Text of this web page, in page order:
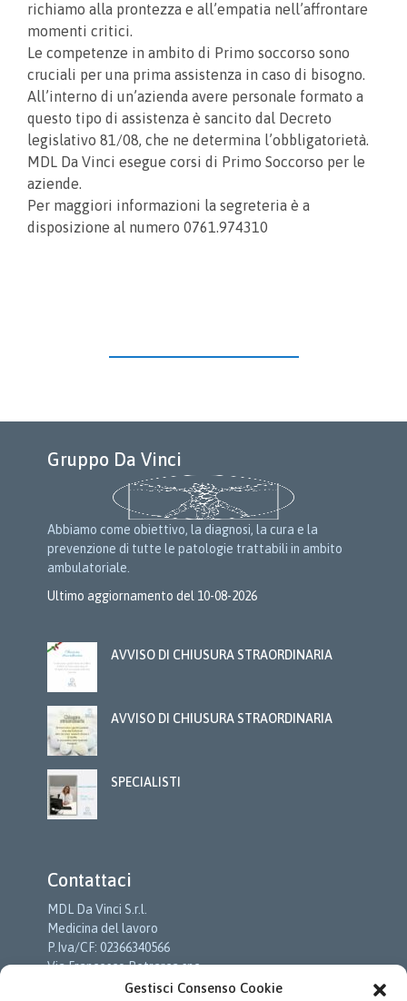
Gestisci Consenso Cookie
richiamo alla prontezza e all’empatia nell’affrontare
momenti critici.
Le competenze in ambito di Primo soccorso sono
cruciali per una prima assistenza in caso di bisogno.
All’interno di un’azienda avere personale formato a
questo tipo di assistenza è sancito dal Decreto
legislativo 81/08, che ne determina l’obbligatorietà.
MDL Da Vinci esegue corsi di Primo Soccorso per le
aziende.
Per maggiori informazioni la segreteria è a
disposizione al numero 0761.974310
Gruppo Da Vinci
Abbiamo come obiettivo, la diagnosi, la cura e la
prevenzione di tutte le patologie trattabili in ambito
ambulatoriale.
Ultimo aggiornamento del 10-08-2026
AVVISO DI CHIUSURA STRAORDINARIA
AVVISO DI CHIUSURA STRAORDINARIA
SPECIALISTI
Contattaci
MDL Da Vinci S.r.l.
Medicina del lavoro
P.Iva/CF: 02366340566
Via Francesco Petrarca snc
c/o Cittadella Della Salute